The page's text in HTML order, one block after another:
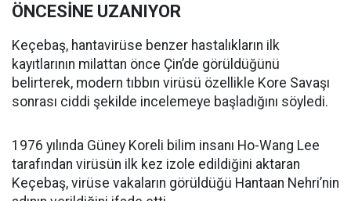
ÖNCESİNE UZANIYOR
Keçebaş, hantavirüse benzer hastalıkların ilk
kayıtlarının milattan önce Çin’de görüldüğünü
belirterek, modern tıbbın virüsü özellikle Kore Savaşı
sonrası ciddi şekilde incelemeye başladığını söyledi.
1976 yılında Güney Koreli bilim insanı Ho-Wang Lee
tarafından virüsün ilk kez izole edildiğini aktaran
Keçebaş, virüse vakaların görüldüğü Hantaan Nehri’nin